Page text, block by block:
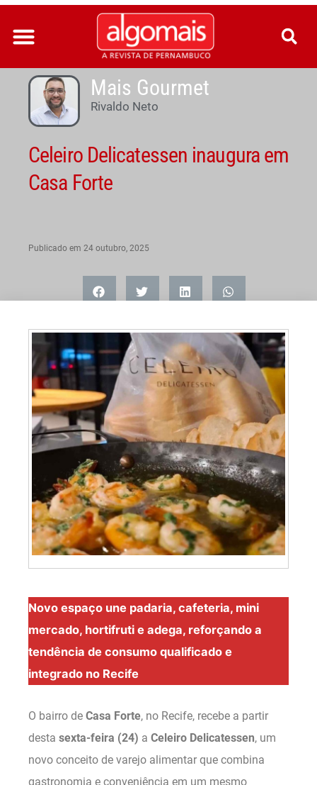
Ir
para
conteúdo
Mais Gourmet
Rivaldo Neto
Celeiro Delicatessen inaugura em
Casa Forte
Publicado em 24 outubro, 2025
Novo espaço une padaria, cafeteria, mini
mercado, hortifruti e adega, reforçando a
tendência de consumo qualificado e
integrado no Recife
O bairro de Casa Forte, no Recife, recebe a partir
desta sexta-feira (24) a Celeiro Delicatessen, um
novo conceito de varejo alimentar que combina
gastronomia e conveniência em um mesmo